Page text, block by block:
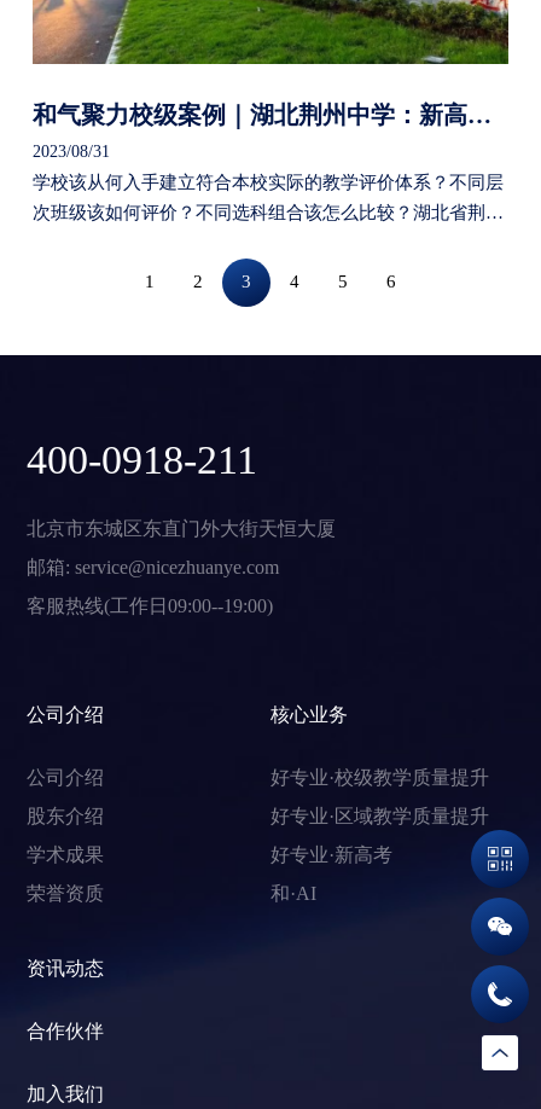
和气聚力校级案例｜湖北荆州中学：新高考下教学评价太难了？荆州中学率先“打样”
2023/08/31
学校该从何入手建立符合本校实际的教学评价体系？不同层
次班级该如何评价？不同选科组合该怎么比较？湖北省荆州
1 2 3 4 5 6
400-0918-211
北京市东城区东直门外大街天恒大厦
邮箱: service@nicezhuanye.com
客服热线(工作日09:00--19:00)
公司介绍
公司介绍
股东介绍
学术成果
荣誉资质
核心业务
好专业·校级教学质量提升
好专业·区域教学质量提升
好专业·新高考
和·AI
资讯动态
合作伙伴
加入我们